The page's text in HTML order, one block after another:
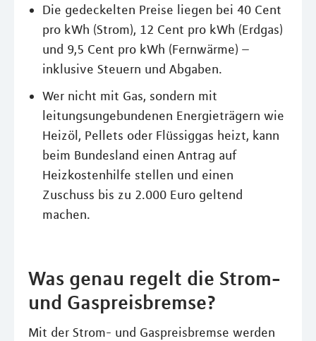
Die gedeckelten Preise liegen bei 40 Cent
pro kWh (Strom), 12 Cent pro kWh (Erdgas)
und 9,5 Cent pro kWh (Fernwärme) –
inklusive Steuern und Abgaben.
Wer nicht mit Gas, sondern mit
leitungsungebundenen Energieträgern wie
Heizöl, Pellets oder Flüssiggas heizt, kann
beim Bundesland einen Antrag auf
Heizkostenhilfe stellen und einen
Zuschuss bis zu 2.000 Euro geltend
machen.
Was genau regelt die Strom-
und Gaspreisbremse?
Mit der Strom- und Gaspreisbremse werden